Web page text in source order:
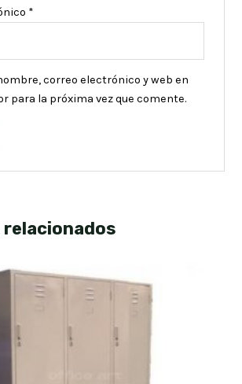
*
correo electrónico y web en
para la próxima vez que comente.